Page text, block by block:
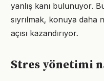
yanlış kanı bulunuyor.
sıyrılmak, konuya daha
açısı kazandırıyor.
Stres yönetimi